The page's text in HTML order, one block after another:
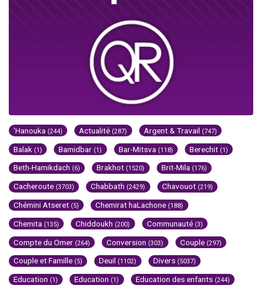
'Hanouka (244) Actualité (287) Argent & Travail (747)
Balak (1) Bamidbar (1) Bar-Mitsva (118) Berechit (1)
Beth-Hamikdach (6) Brakhot (1520) Brit-Mila (176)
Cacheroute (3703) Chabbath (2429) Chavouot (219)
Chémini Atseret (5) Chemirat haLachone (188)
Chemita (135) Chiddoukh (200) Communauté (3)
Compte du Omer (264) Conversion (303) Couple (297)
Couple et Famille (5) Deuil (1102) Divers (5037)
Education (1) Education (1) Education des enfants (244)